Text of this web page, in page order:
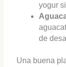
yogur
de
Una buena